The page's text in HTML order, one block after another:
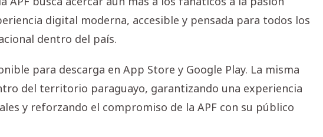
digital moderna, accesible y pensada para todos los
dentro del país.
para descarga en App Store y Google Play. La misma
del territorio paraguayo, garantizando una experiencia
y reforzando el compromiso de la APF con su público